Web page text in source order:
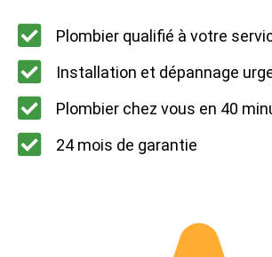
Plombier qualifié à votre
Installation et dépannage
Plombier chez vous en 40
24 mois de garantie